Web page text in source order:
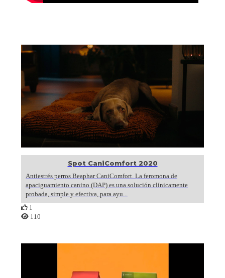
Spot CaniComfort 2020
Antiestrés perros Beaphar CaniComfort. La feromona de
apaciguamiento canino (DAP) es una solución clínicamente
probada, simple y efectiva, para ayu...
1
110